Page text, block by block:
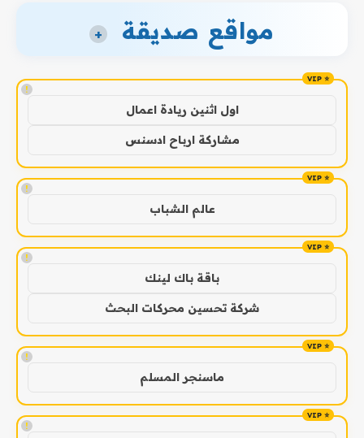
مواقع صديقة +
!
اول اثنين ريادة اعمال
مشاركة ارباح ادسنس
!
عالم الشباب
!
باقة باك لينك
شركة تحسين محركات البحث
!
ماسنجر المسلم
!